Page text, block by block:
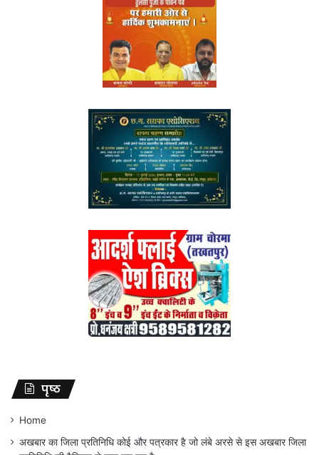
पृष्ठ
Home
अखबार का जिला प्रतिनिधि कोई और पत्रकार है जो लंबे अरसे से इस अखबार जिला